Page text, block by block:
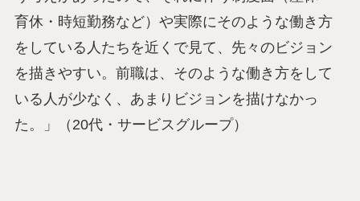
育休・時短勤務など）や実際にそのような働き方
をしている人たちを近くで見て、先々のビジョン
を描きやすい。前職は、そのような働き方をして
いる人が少なく、あまりビジョンを描けなかっ
た。」（20代・サービスグループ）